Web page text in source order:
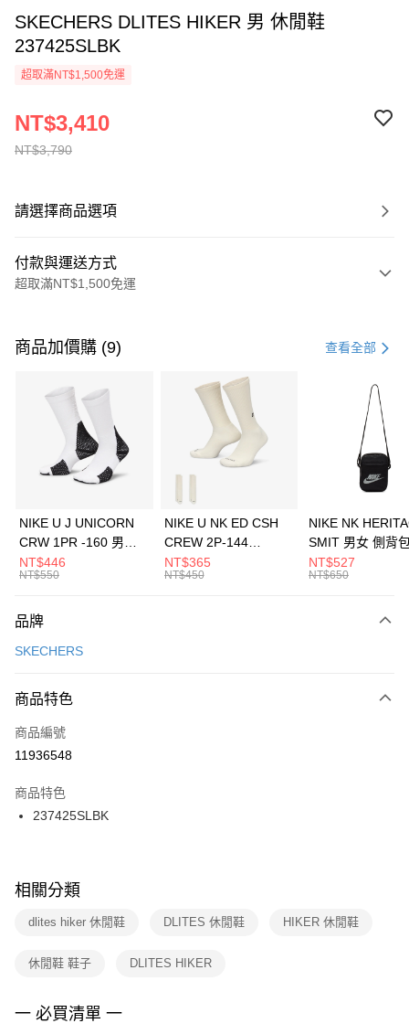
SKECHERS DLITES HIKER 男 休閒鞋
237425SLBK
超取滿NT$1,500免運
NT$3,790
NT$3,410
請選擇商品選項
付款與運送方式
超取滿NT$1,500免運
信用卡一次付款
3 期 0 利率 每期 21家銀行
合作金庫商業銀行
第一商業銀行
華南商業銀行
彰化商業銀行
上海商業儲蓄銀行
元大商業銀行
台灣樂天信用卡公司
Apple Pay
全盈+PAY
AFTEE先享後付
【關於「AFTEE先享後付」】
便利好安心！
３．安心：先確認商品／服務後，再付款。
【「AFTEE先享後付」結帳流程】
１．於結帳方式選擇「AFTEE先享後付」後，將跳轉至「AFTEE先享後付」
２．訂單成立數日內，您將收到繳費通知簡訊。
３．收到繳費通知簡訊後14天內，點擊此簡訊中的連結，可透過四大超商／
ATM／網路銀行／等多元方式進行付款，方視為交易完成。
※ 交易是否成功請以「AFTEE先享後付 」之結帳頁面顯示為準，若有關於
是否繳費成功／繳費後需取消欲退款等相關疑問，請聯繫「AFTEE先享後付
客戶支援中心」https://netprotections.freshdesk.com/support/home
１．透過由恩沛科技股份有限公司提供之「AFTEE先享後付」服務完成之交
２．關於個人資料處理事宜，請瀏覽以下網址：
運送方式
每筆NT$100，滿NT$1,500(含以上)免運費
宅配
每筆NT$100，滿NT$1,500(含以上)免運費
付款後門市自取
每筆NT$100，滿NT$1,500(含以上)免運費
商品加價購 (9) 查看全部
NIKE U J UNICORN
CRW 1PR -160 男女
中統襪 FZ3393100
NT$446
NT$550
NIKE U NK ED CSH
CREW 2P-144
EMBRDY 男女 短統襪
FZ3073133
NT$365
NT$450
NIKE NK
SMIT 男女 側背
BA5871010
NT$527
NT$650
品牌
SKECHERS
商品特色
商品編號
11936548
商品特色
237425SLBK
相關分類
dlites hiker 休閒鞋 DLITES 休閒鞋 HIKER 休閒鞋
休閒鞋 鞋子 DLITES HIKER
一 必買清單 一